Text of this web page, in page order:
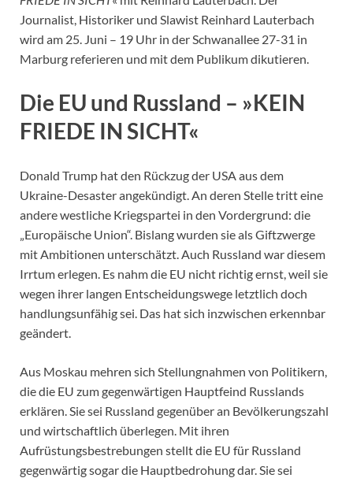
Journalist, Historiker und Slawist Reinhard Lauterbach
wird am 25. Juni – 19 Uhr in der Schwanallee 27-31 in
Marburg referieren und mit dem Publikum dikutieren.
Die EU und Russland – »KEIN
FRIEDE IN SICHT«
Donald Trump hat den Rückzug der USA aus dem
Ukraine-Desaster angekündigt. An deren Stelle tritt eine
andere westliche Kriegspartei in den Vordergrund: die
„Europäische Union“. Bislang wurden sie als Giftzwerge
mit Ambitionen unterschätzt. Auch Russland war diesem
Irrtum erlegen. Es nahm die EU nicht richtig ernst, weil sie
wegen ihrer langen Entscheidungswege letztlich doch
handlungsunfähig sei. Das hat sich inzwischen erkennbar
geändert.
Aus Moskau mehren sich Stellungnahmen von Politikern,
die die EU zum gegenwärtigen Hauptfeind Russlands
erklären. Sie sei Russland gegenüber an Bevölkerungszahl
und wirtschaftlich überlegen. Mit ihren
Aufrüstungsbestrebungen stellt die EU für Russland
gegenwärtig sogar die Hauptbedrohung dar. Sie sei